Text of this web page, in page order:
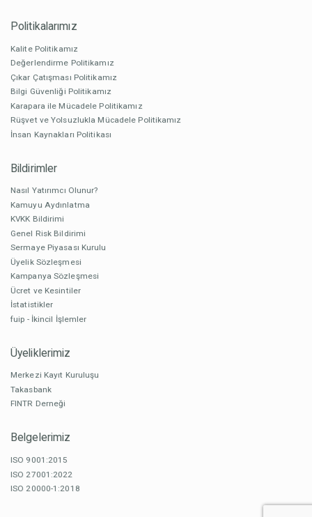
Politikalarımız
Kalite Politikamız
Değerlendirme Politikamız
Çıkar Çatışması Politikamız
Bilgi Güvenliği Politikamız
Karapara ile Mücadele Politikamız
Rüşvet ve Yolsuzlukla Mücadele Politikamız
İnsan Kaynakları Politikası
Bildirimler
Nasıl Yatırımcı Olunur?
Kamuyu Aydınlatma
KVKK Bildirimi
Genel Risk Bildirimi
Sermaye Piyasası Kurulu
Üyelik Sözleşmesi
Kampanya Sözleşmesi
Ücret ve Kesintiler
İstatistikler
fuip - İkincil İşlemler
Üyeliklerimiz
Merkezi Kayıt Kuruluşu
Takasbank
FINTR Derneği
Belgelerimiz
ISO 9001:2015
ISO 27001:2022
ISO 20000-1:2018